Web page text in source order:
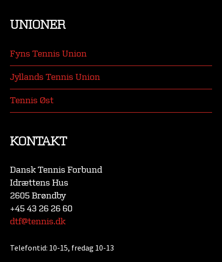
UNIONER
Fyns Tennis Union
Jyllands Tennis Union
Tennis Øst
KONTAKT
Dansk Tennis Forbund
Idrættens Hus
2605 Brøndby
+45 43 26 26 60
dtf@tennis.dk
Telefontid: 10-15, fredag 10-13